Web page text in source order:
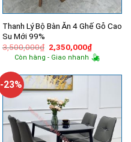
Thanh Lý Bộ Bàn Ăn 4 Ghế Gỗ Cao
Su Mới 99%
3,500,000₫ Giá
gốc
là:
2,350,000₫Giá
hiện
tại
Còn hàng - Giao nhanh
-23%